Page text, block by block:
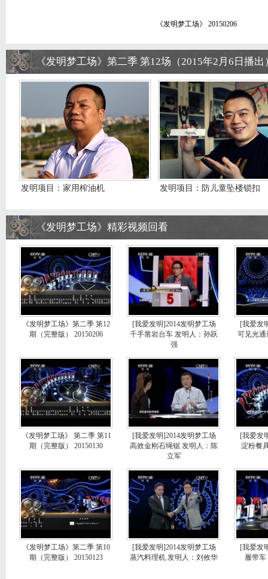
《发明梦工场》 20150206
《发明梦工场》第二季 第12场（2015年2月6日播出
发明项目：家用榨油机 发明项目：防儿童坠楼锁扣
《发明梦工场》精彩视频回看
《发明梦工场》第二季 第12
期（完整版） 20150206
[我爱发明]2014发明梦工场
千手凿岩台车 发明人：孙跃
强
[我爱发
可见光
《发明梦工场》 第二季 第11
期（完整版） 20150130
[我爱发明]2014发明梦工场
高效金刚石绳锯 发明人：陈
立军
[我爱发
淀粉餐
《发明梦工场》第二季 第10
期（完整版） 20150123
[我爱发明]2014发明梦工场
蒸汽料理机 发明人：刘攸华
[我爱发
履带